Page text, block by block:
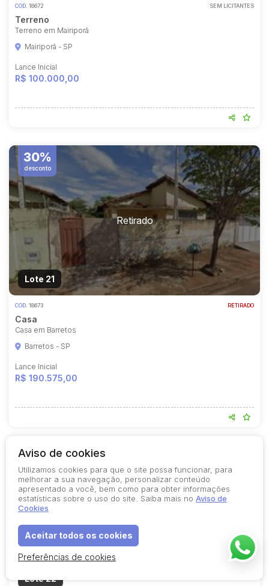
COD. 18672 SEM LICITANTES
Terreno
Terreno em Mairiporã
Mairiporã - SP
Lance Inicial
R$ 100.000,00
30%
desconto
Lote 21
COD. 18673 RETIRADO
Casa
Casa em Barretos
Barretos - SP
Lance Inicial
R$ 190.575,00
25%
desconto
Lote 22
Aviso de cookies
Utilizamos cookies para que o site possa funcionar, para
melhorar a sua navegação, personalizar conteúdo
apresentado a você, bem como para obter informações
estatísticas sobre o uso do site. Saiba mais no Aviso de
Cookies
Aceitar todos os cookies
Preferências de cookies